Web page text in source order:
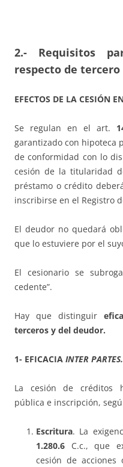
2.- Requisitos
respecto de
EFECTOS DE LA CESIÓN
Se regulan en el art.
garantizado con hipoteca
de conformidad con lo
cesión de la titularidad
préstamo o crédito
inscribirse en el Registro
El deudor no quedará
que lo estuviere por el
El cesionario se
cedente”.
Hay que distinguir
terceros y del deudor.
1- EFICACIA INTER PARTES.
La cesión de créditos
pública e inscripción,
Escritura. La
1.280.6 C.c., que
cesión de acciones